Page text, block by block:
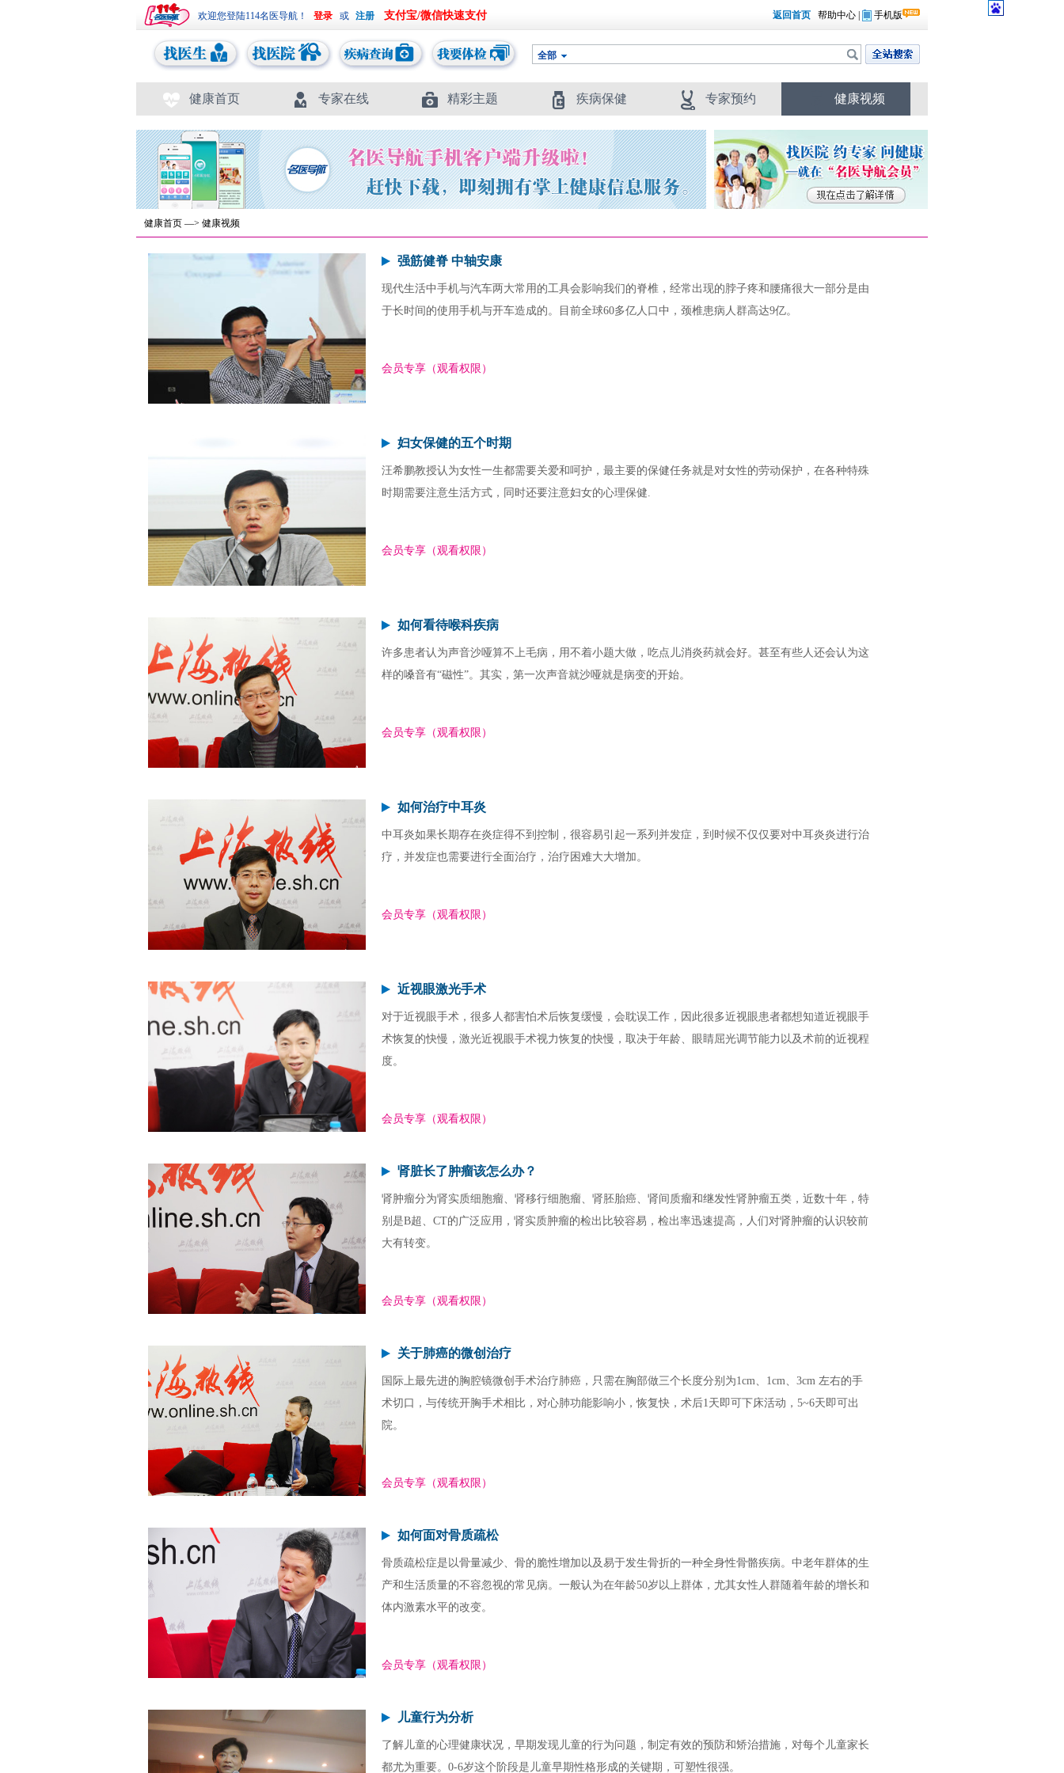
欢迎您登陆114名医导航！ 或 支付宝/微信快速支付 返回首页 帮助中心 手机版
全部
健康首页 专家在线 精彩主题 疾病保健 专家预约 健康视频
健康首页 —> 健康视频
强筋健脊 中轴安康
现代生活中手机与汽车两大常用的工具会影响我们的脊椎，经常出现的脖子疼和腰痛很大一部分是由
于长时间的使用手机与开车造成的。目前全球60多亿人口中，颈椎患病人群高达9亿。
会员专享（观看权限）
妇女保健的五个时期
汪希鹏教授认为女性一生都需要关爱和呵护，最主要的保健任务就是对女性的劳动保护，在各种特殊
时期需要注意生活方式，同时还要注意妇女的心理保健.
会员专享（观看权限）
如何看待喉科疾病
许多患者认为声音沙哑算不上毛病，用不着小题大做，吃点儿消炎药就会好。甚至有些人还会认为这
样的嗓音有“磁性”。其实，第一次声音就沙哑就是病变的开始。
会员专享（观看权限）
如何治疗中耳炎
中耳炎如果长期存在炎症得不到控制，很容易引起一系列并发症，到时候不仅仅要对中耳炎炎进行治
疗，并发症也需要进行全面治疗，治疗困难大大增加。
会员专享（观看权限）
近视眼激光手术
对于近视眼手术，很多人都害怕术后恢复缓慢，会耽误工作，因此很多近视眼患者都想知道近视眼手
术恢复的快慢，激光近视眼手术视力恢复的快慢，取决于年龄、眼睛屈光调节能力以及术前的近视程
度。
会员专享（观看权限）
肾脏长了肿瘤该怎么办？
肾肿瘤分为肾实质细胞瘤、肾移行细胞瘤、肾胚胎癌、肾间质瘤和继发性肾肿瘤五类，近数十年，特
别是B超、CT的广泛应用，肾实质肿瘤的检出比较容易，检出率迅速提高，人们对肾肿瘤的认识较前
大有转变。
会员专享（观看权限）
关于肺癌的微创治疗
国际上最先进的胸腔镜微创手术治疗肺癌，只需在胸部做三个长度分别为1cm、1cm、3cm 左右的手
术切口，与传统开胸手术相比，对心肺功能影响小，恢复快，术后1天即可下床活动，5~6天即可出
院。
会员专享（观看权限）
如何面对骨质疏松
骨质疏松症是以骨量减少、骨的脆性增加以及易于发生骨折的一种全身性骨骼疾病。中老年群体的生
产和生活质量的不容忽视的常见病。一般认为在年龄50岁以上群体，尤其女性人群随着年龄的增长和
体内激素水平的改变。
会员专享（观看权限）
儿童行为分析
了解儿童的心理健康状况，早期发现儿童的行为问题，制定有效的预防和矫治措施，对每个儿童家长
都尤为重要。0-6岁这个阶段是儿童早期性格形成的关键期，可塑性很强。